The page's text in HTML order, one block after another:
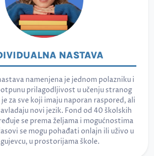
NASTAVA
namenjena je jednom polazniku i
prilagodljivost u učenju stranog
za sve koji imaju naporan raspored, ali
novi jezik. Fond od 40 školskih
se prema željama i mogućnostima
se mogu pohađati onlajn ili uživo u
u prostorijama škole.